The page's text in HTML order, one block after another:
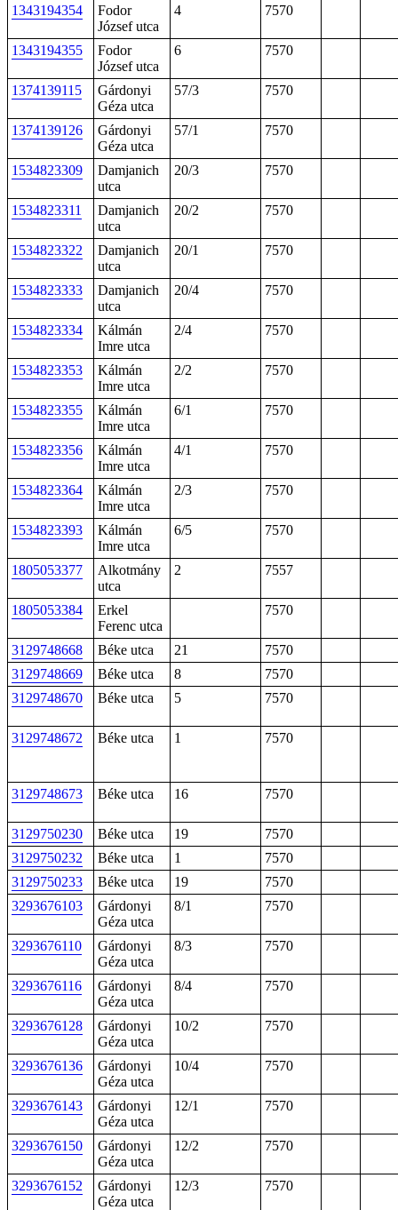
1343194354
Fodor
József utca
4 7570
1343194355
Fodor
József utca
6 7570
1374139115
Gárdonyi
Géza utca
57/3 7570
1374139126
Gárdonyi
Géza utca
57/1 7570
1534823309
Damjanich
utca
20/3 7570
1534823311
Damjanich
utca
20/2 7570
1534823322
Damjanich
utca
20/1 7570
1534823333
Damjanich
utca
20/4 7570
1534823334
Kálmán
Imre utca
2/4 7570
1534823353
Kálmán
Imre utca
2/2 7570
1534823355
Kálmán
Imre utca
6/1 7570
1534823356
Kálmán
Imre utca
4/1 7570
1534823364
Kálmán
Imre utca
2/3 7570
1534823393
Kálmán
Imre utca
6/5 7570
1805053377
Alkotmány
utca
2 7557
1805053384
Erkel
Ferenc utca
7570
3129748668 Béke utca 21
7570
3129748669
Béke utca 8
7570
3129748670
Béke utca 5 7570
3129748672 Béke utca 1 7570
3129748673 Béke utca 16 7570
3129750230 Béke utca 19
7570
3129750232
Béke utca 1
7570
3129750233
Béke utca 19
7570
3293676103
Gárdonyi
Géza utca
8/1 7570
3293676110
Gárdonyi
Géza utca
8/3 7570
3293676116
Gárdonyi
Géza utca
8/4 7570
3293676128
Gárdonyi
Géza utca
10/2 7570
3293676136
Gárdonyi
Géza utca
10/4 7570
3293676143
Gárdonyi
Géza utca
12/1 7570
3293676150
Gárdonyi
Géza utca
12/2 7570
3293676152
Gárdonyi
Géza utca
12/3 7570